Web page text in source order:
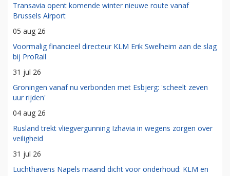
Transavia opent komende winter nieuwe route vanaf
Brussels Airport
05 aug 26
Voormalig financieel directeur KLM Erik Swelheim aan de slag
bij ProRail
31 jul 26
Groningen vanaf nu verbonden met Esbjerg: 'scheelt zeven
uur rijden'
04 aug 26
Rusland trekt vliegvergunning Izhavia in wegens zorgen over
veiligheid
31 jul 26
Luchthavens Napels maand dicht voor onderhoud: KLM en